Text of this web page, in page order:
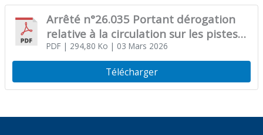
Arrêté n°26.035 Portant dérogation
relative à la circulation sur les pistes
cyclables et chemins ruraux de la
commune
PDF| 294,80 Ko | 03 Mars 2026
Télécharger